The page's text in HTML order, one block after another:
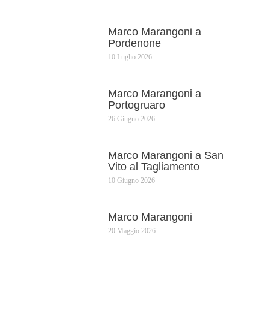
Marco Marangoni a
Pordenone
10 Luglio 2026
Marco Marangoni a
Portogruaro
26 Giugno 2026
Marco Marangoni a San
Vito al Tagliamento
10 Giugno 2026
Marco Marangoni
20 Maggio 2026